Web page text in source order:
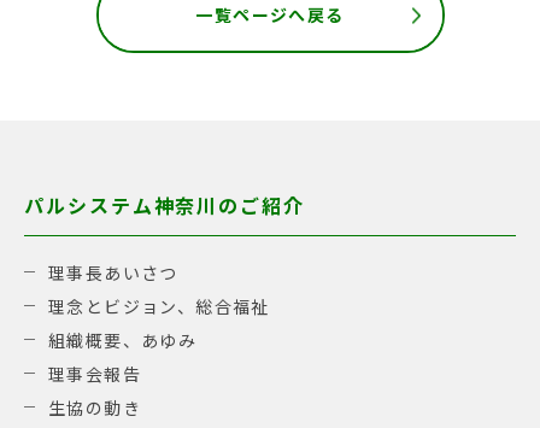
一覧ページへ戻る
パルシステム神奈川のご紹介
理事長あいさつ
理念とビジョン、総合福祉
組織概要、あゆみ
理事会報告
生協の動き